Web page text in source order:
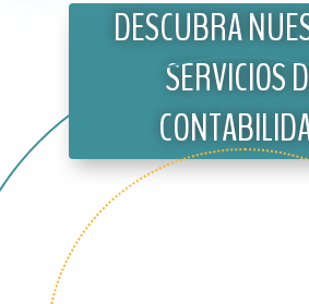
DESCUBRA
SERVICIOS